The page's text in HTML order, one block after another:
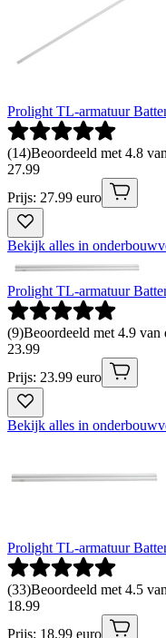
Prolight TL-armatuur
(14)Beoordeeld met 4.8
27.99
Prijs: 27.99 euro
Bekijk alles in
Prolight TL-armatuur
(9)Beoordeeld met 4.9 van
23.99
Prijs: 23.99 euro
Bekijk alles in
Prolight TL-armatuur
(33)Beoordeeld met 4.5
18.99
Prijs: 18.99 euro